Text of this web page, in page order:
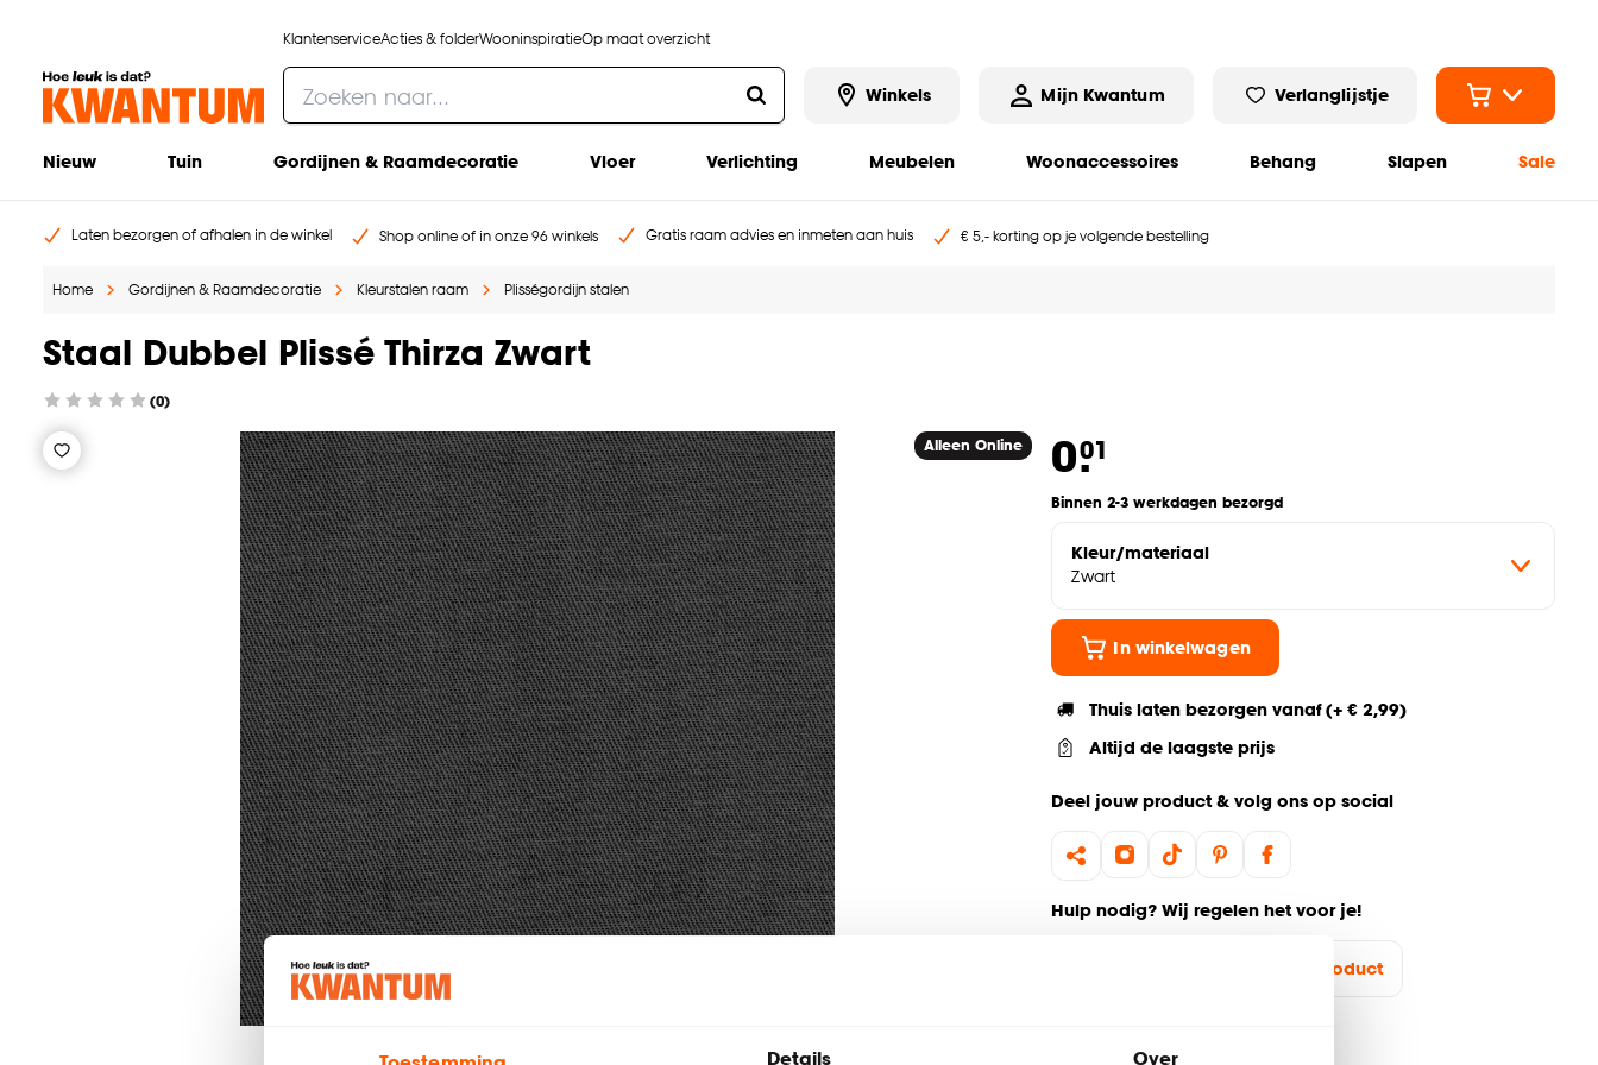
Details Over
KlantenserviceActies & folderWooninspiratieOp maat overzicht
Winkels Mijn Kwantum Verlanglijstje
Nieuw Tuin Gordijnen & Raamdecoratie Vloer Verlichting Meubelen Woonaccessoires Behang Slapen Sale
Laten bezorgen of afhalen in de winkel Shop online of in onze 96 winkels Gratis raam advies en inmeten aan huis € 5,- korting op je volgende bestelling
Home Gordijnen & Raamdecoratie Kleurstalen raam Plisségordijn stalen
Staal Dubbel Plissé Thirza Zwart
(0)
Alleen Online 0.01
Binnen 2-3 werkdagen bezorgd
Kleur/materiaal
Zwart
In winkelwagen
Thuis laten bezorgen vanaf (+ € 2,99)
Altijd de laagste prijs
Deel jouw product & volg ons op social
Hulp nodig? Wij regelen het voor je!
Ga terug naar het hoofdproduct